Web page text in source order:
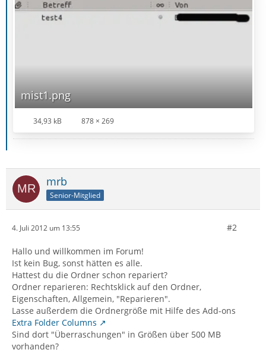
mist1.png
34,93 kB 878 × 269
mrb
Senior-Mitglied
4. Juli 2012 um 13:55 #2
Hallo und willkommen im Forum!
Ist kein Bug, sonst hätten es alle.
Hattest du die Ordner schon repariert?
Ordner reparieren: Rechtsklick auf den Ordner,
Eigenschaften, Allgemein, "Reparieren".
Lasse außerdem die Ordnergröße mit Hilfe des Add-ons
Extra Folder Columns
Sind dort "Überraschungen" in Größen über 500 MB
vorhanden?